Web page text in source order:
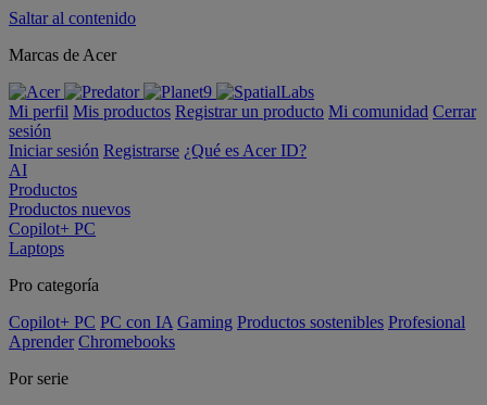
Saltar al contenido
Marcas de Acer
Mi perfil Mis productos Registrar un producto Mi comunidad Cerrar
sesión
Iniciar sesión Registrarse ¿Qué es Acer ID?
AI
Productos
Productos nuevos
Copilot+ PC
Laptops
Pro categoría
Copilot+ PC PC con IA Gaming Productos sostenibles Profesional
Aprender Chromebooks
Por serie